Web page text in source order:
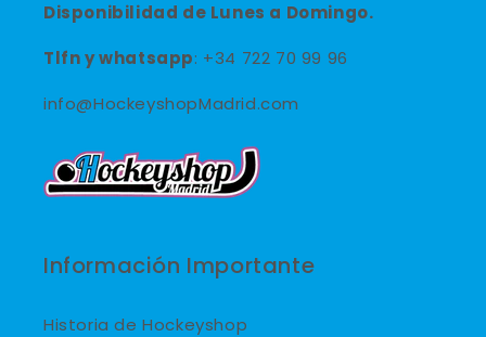
Disponibilidad de Lunes a Domingo.
Tlfn ywhatsapp: +34 722 70 99 96
info@HockeyshopMadrid.com
Información Importante
Historia de Hockeyshop